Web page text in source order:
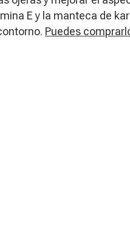
E y la manteca de
Puedes